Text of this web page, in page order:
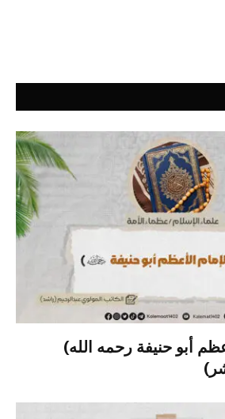
أبو حنيفة رحمه الله)